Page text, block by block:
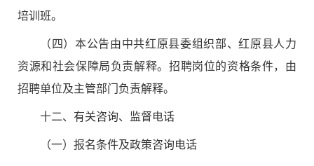
培训班。
（四）本公告由中共红原县委组织部、红原县人力
资源和社会保障局负责解释。招聘岗位的资格条件，由
招聘单位及主管部门负责解释。
十二、有关咨询、监督电话
（一）报名条件及政策咨询电话